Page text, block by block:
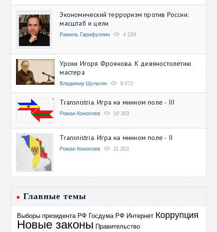
Экономический терроризм против России:
масштаб и цели
Рамиль Гарифуллин 4 234
Уроки Игоря Фроянова. К девяностолетию
мастера
Владимир Шульгин 9 072
Transnistria. Игра на минном поле - III
Роман Коноплев 10 303
Transnistria. Игра на минном поле - II
Роман Коноплев 11 263
Главные темы
Выборы президента РФ Госдума РФ Интернет Коррупция
Новые законы Правительство